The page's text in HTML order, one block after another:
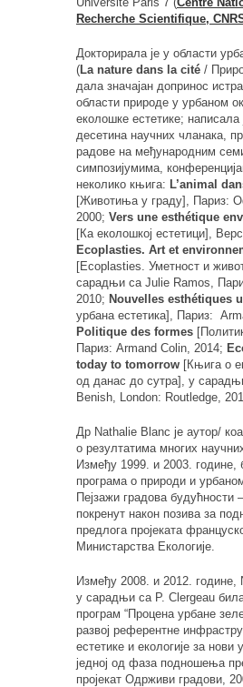
Recherche Scientifique,
Докторирала је у области
(La nature dans la cité /
дала значајан допринос
области природе у урбаном
еколошке естетике; написала
десетина научних чланака,
радове на међународним
симпозијумима,
неколико књига: L’animal
[Животиња у граду], Париз:
2000; Vers une esthétique
[Ка еколошкој естетици],
Ecoplasties. Art et
[Ecoplasties. Уметност и
сарадњи са Julie Ramos,
2010; Nouvelles esthétiques
урбана естетика], Париз:
Politique des formes
Париз: Armand Colin, 2014;
today to tomorrow [Књига о
од данас до сутра], у
Benish, London: Routledge,
Др Nathalie Blanc је аутор/
о резултатима многих
Између 1999. и 2003. године,
програма о природи и
Пејзажи градова будућности –
покренут након позива за
предлога пројеката
Министарства Екологије.
Између 2008. и 2012. године,
у сарадњи са P. Clergeau
програм “Процена урбане
развој референтне
естетике и екологије за нови
једној од фаза подношења
пројекат Одрживи градови,